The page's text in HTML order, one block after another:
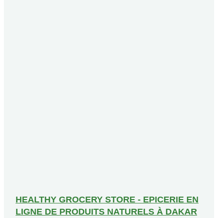
HEALTHY GROCERY STORE - EPICERIE EN
LIGNE DE PRODUITS NATURELS À DAKAR